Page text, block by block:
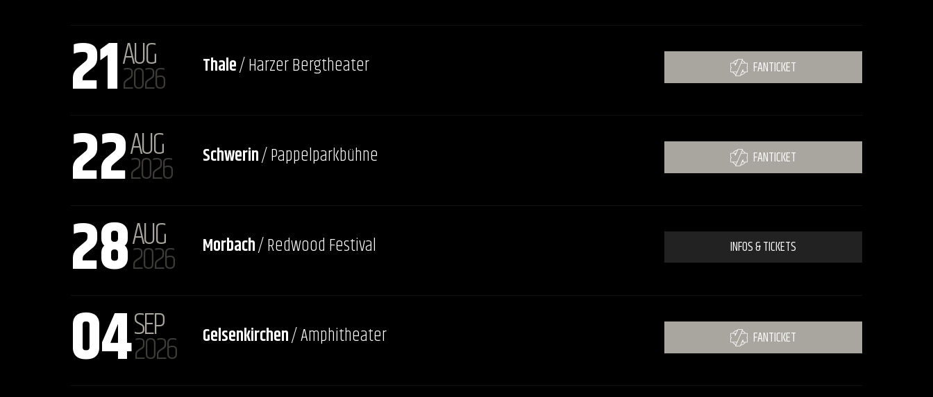
21AUG
2026 Thale/ Harzer Bergtheater FANTICKET
22AUG
2026 Schwerin/ Pappelparkbühne FANTICKET
28AUG
2026 Morbach/ Redwood Festival INFOS & TICKETS
04SEP
2026 Gelsenkirchen/ Amphitheater FANTICKET